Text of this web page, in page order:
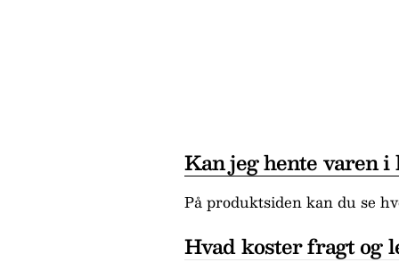
Kan jeg hente varen
På produktsiden kan du se
Hvad koster fragt og